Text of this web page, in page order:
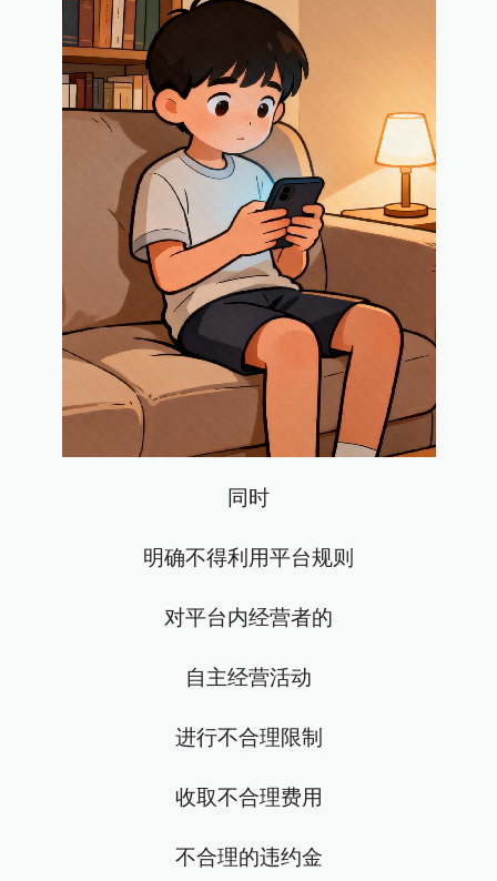
同时
明确不得利用平台规则
对平台内经营者的
自主经营活动
进行不合理限制
收取不合理费用
不合理的违约金